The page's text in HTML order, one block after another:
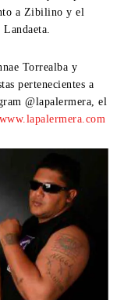
a Zibilino y el
Torrealba y
pertenecientes a
@lapalermera, el
www.lapalermera.com